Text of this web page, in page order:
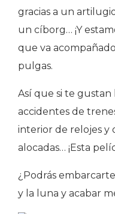
gracias a un
un cíborg… ¡Y
que va
pulgas.
Así que si te gustan
accidentes de
interior de relojes y
alocadas… ¡Esta
¿Podrás
y la luna y acabar